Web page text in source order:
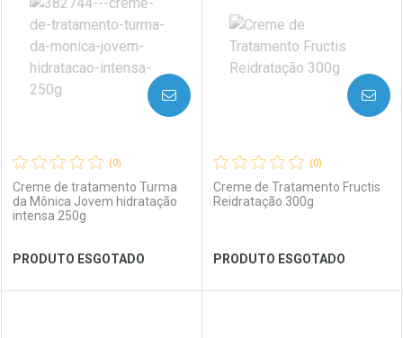
Laboratório
Ver Desconto Convênio
Por Menos Laboratório
Ver Desconto Convênio
Por Menos
(0)
Creme de tratamento Turma
da Mônica Jovem hidratação
intensa 250g
PRODUTO ESGOTADO
AVISE-ME
(0)
Creme de Tratamento Fructis
Reidratação 300g
PRODUTO ESGOTADO
AVISE-ME